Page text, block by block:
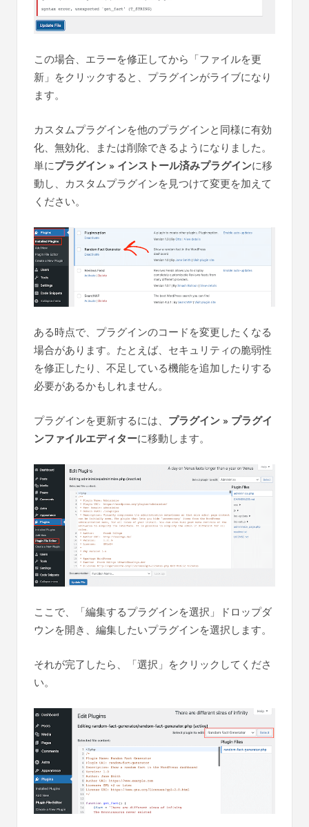
この場合、エラーを修正してから「ファイルを更
新」をクリックすると、プラグインがライブになり
ます。
カスタムプラグインを他のプラグインと同様に有効
化、無効化、または削除できるようになりました。
単にプラグイン » インストール済みプラグインに移
動し、カスタムプラグインを見つけて変更を加えて
ください。
ある時点で、プラグインのコードを変更したくなる
場合があります。たとえば、セキュリティの脆弱性
を修正したり、不足している機能を追加したりする
必要があるかもしれません。
プラグインを更新するには、 プラグイン » プラグイ
ンファイルエディターに移動します。
ここで、「編集するプラグインを選択」ドロップダ
ウンを開き、編集したいプラグインを選択します。
それが完了したら、「選択」をクリックしてくださ
い。